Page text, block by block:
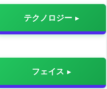
テクノロジー
フェイス